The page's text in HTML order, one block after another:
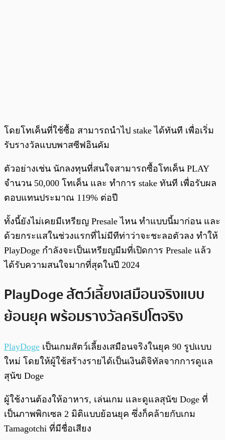
โดยโทเค็นที่ใช้ซื้อ สามารถนำไป stake ได้ทันที เพื่อเริ่ม
รับรางวัลแบบพาสซีฟอินคัม
ตัวอย่างเช่น นักลงทุนที่สนใจสามารถซื้อโทเค็น PLAY
จำนวน 50,000 โทเค็น และ ทำการ stake ทันที เพื่อรับผล
ตอบแทนประมาณ 119% ต่อปี
ทั้งนี้ยังไม่เคยมีเหรียญ Presale ไหน ทำแบบนี้มาก่อน และ
ด้วยกระแสในช่วงแรกที่ไม่มีทีท่าว่าจะชะลอตัวลง ทำให้
PlayDoge กำลังจะเป็นเหรียญมีมที่เปิดการ Presale แล้ว
ได้รับความสนใจมากที่สุดในปี 2024
PlayDoge สัตว์เลี้ยงเสมือนจริงแบบ
ย้อนยุค พร้อมรางวัลคริปโตจริง
PlayDoge เป็นเกมสัตว์เลี้ยงเสมือนจริงในยุค 90 รูปแบบ
ใหม่ โดยให้ผู้ใช้สร้างรายได้เป็นเงินดิจิทัลจากการดูแล
สุนัข Doge
ผู้ใช้งานต้องให้อาหาร, เล่นเกม และดูแลสุนัข Doge ที่
เป็นภาพพิกเซล 2 มิติแบบย้อนยุค ซึ่งก็คล้ายกับเกม
Tamagotchi ที่มีชื่อเสียง